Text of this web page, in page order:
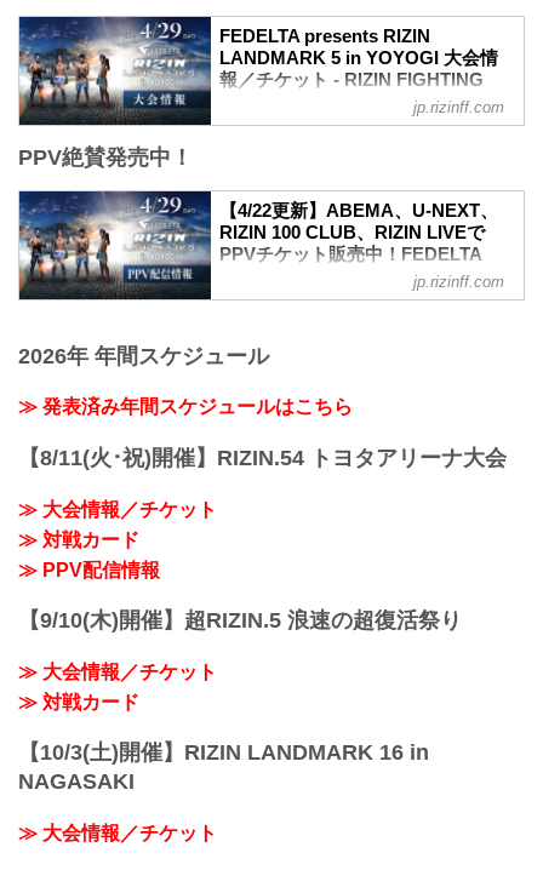
FEDELTA presents RIZIN
LANDMARK 5 in YOYOGI 大会情
報／チケット - RIZIN FIGHTING
FEDERATION オフィシャルサイト
RIZIN LANDMARK 5 in YOYOGIのアウト
レット席と演出変更による増席でSRS席
の販売が決定いたしました。
販売開始：3月26日（日）10:00〜
【3/2更新】開催日変更のお知らせ
が以下に変更となりました。
変更後：4月29日（祝・土）14:30開場 /
jp.rizinff.com
PPV絶賛発売中！
【4/22更新】ABEMA、U-NEXT、
RIZIN 100 CLUB、RIZIN LIVEで
PPVチケット販売中！FEDELTA
presents RIZIN LANDMARK 5 in
YOYOGI PPV配信情報 - RIZIN
4/22（土）更新
RIZIN LIVEでPPVチケットの販売がスタ
4月29日（祝・土）代々木第一体育館にて
LANDMARK 5 in YOYOGIを全試合リア
jp.rizinff.com
2026年 年間スケジュール
≫ 発表済み年間スケジュールはこちら
【8/11(火･祝)開催】RIZIN.54 トヨタアリーナ大会
≫ 大会情報／チケット
≫ 対戦カード
≫ PPV配信情報
【9/10(木)開催】超RIZIN.5 浪速の超復活祭り
≫ 大会情報／チケット
≫ 対戦カード
【10/3(土)開催】RIZIN LANDMARK 16 in
NAGASAKI
≫ 大会情報／チケット